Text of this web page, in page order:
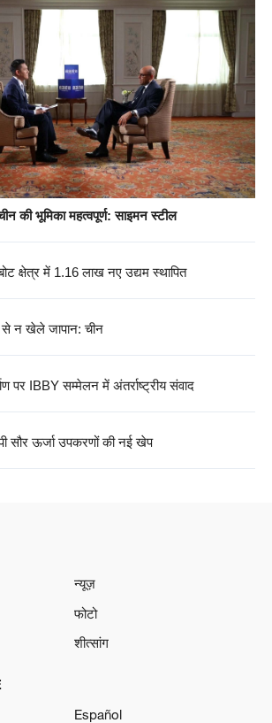
की भूमिका महत्वपूर्ण: साइमन स्टील
क्षेत्र में 1.16 लाख नए उद्यम स्थापित
से न खेले जापान: चीन
पर IBBY सम्मेलन में अंतर्राष्ट्रीय संवाद
सौर ऊर्जा उपकरणों की नई खेप
न्यूज़
फोटो
शीत्सांग
Español